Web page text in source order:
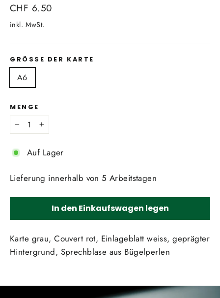
Normaler
Preis
CHF 6.50
inkl. MwSt.
GRÖSSE DER KARTE
A6
MENGE
−
+
Auf Lager
Lieferung innerhalb von 5 Arbeitstagen
In den Einkaufswagen legen
Karte grau, Couvert rot, Einlageblatt weiss, geprägter
Hintergrund, Sprechblase aus Bügelperlen